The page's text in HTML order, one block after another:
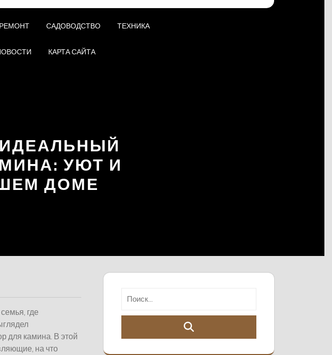
РЕМОНТ САДОВОДСТВО ТЕХНИКА
КАРТА САЙТА
УЮТ И
ДОМЕ
где
для камина. В этой
на что